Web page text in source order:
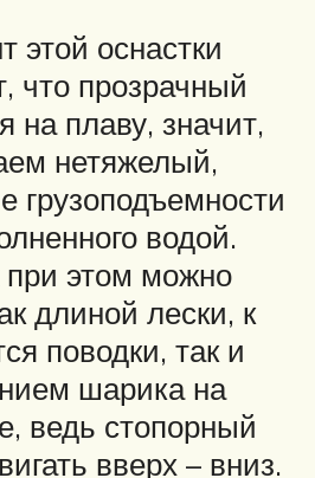
этой оснастки
что прозрачный
на плаву, значит,
нетяжелый,
грузоподъемности
водой.
при этом можно
длиной лески, к
поводки, так и
шарика на
ведь стопорный
вверх – вниз.